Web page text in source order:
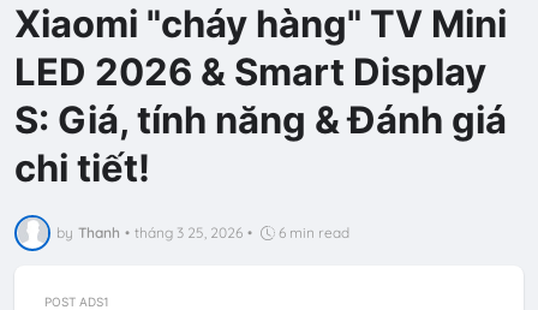
Xiaomi "cháy hàng" TV Mini
LED 2026 & Smart Display
S: Giá, tính năng & Đánh giá
chi tiết!
by Thanh • tháng 3 25, 2026 • 6 min read
POST ADS1